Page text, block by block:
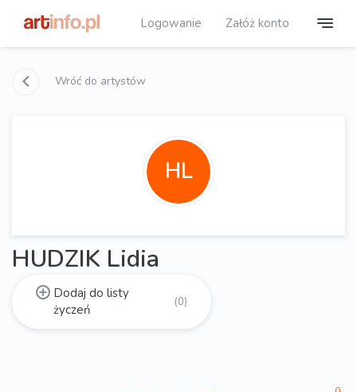
Logowanie Załóż konto
Wróć do artystów
HL
HUDZIK Lidia
Dodaj do listy
życzeń
(0)